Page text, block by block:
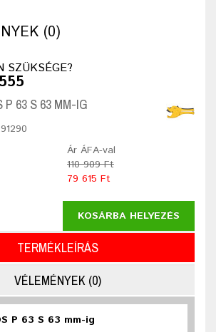
(0)
SZÜKSÉGE?
P 63 S 63 MM-IG
Ár ÁFA-val
110 909 Ft
79 615 Ft
KOSÁRBA HELYEZÉS
TERMÉKLEÍRÁS
VÉLEMÉNYEK (0)
P 63 S 63 mm-ig